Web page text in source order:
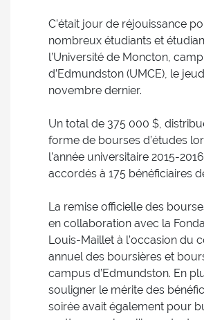
C’était jour de réjouissance
nombreux étudiants et
l’Université de Moncton,
d’Edmundston (UMCE), le
novembre dernier.
Un total de 375 000 $,
forme de bourses d’études
l’année universitaire 2015-
accordés à 175 bénéficiaires
La remise officielle des
en collaboration avec la
Louis-Maillet à l’occasion du
annuel des boursières et
campus d’Edmundston. En
souligner le mérite des
soirée avait également pour